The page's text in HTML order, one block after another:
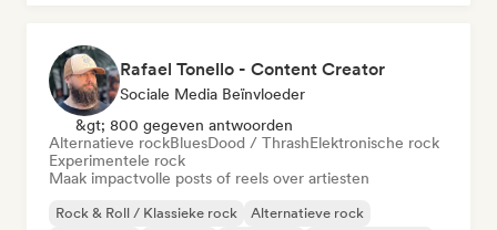
Rafael Tonello - Content Creator
Sociale Media Beïnvloeder
&gt; 800 gegeven antwoorden
Alternatieve rockBluesDood / ThrashElektronische rock
Experimentele rock
Maak impactvolle posts of reels over artiesten
Rock & Roll / Klassieke rock
Alternatieve rock